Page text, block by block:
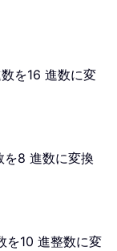
を16 進数に変
を8 進数に変換
を10 進整数に変